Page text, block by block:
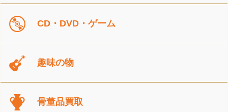
CD・DVD・ゲーム
趣味の物
骨董品買取